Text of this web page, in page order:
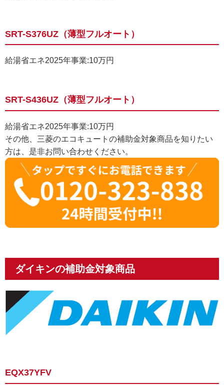
SRT-S376UZ（薄型フルオート）
給湯省エネ2025年事業:10万円
SRT-S436UZ（薄型フルオート）
給湯省エネ2025年事業:10万円
その他、三菱のエコキュートの補助金対象商品を知りたい
方は、是非お問い合わせください。
ダイキンの補助金対象商品
EQX37YFV